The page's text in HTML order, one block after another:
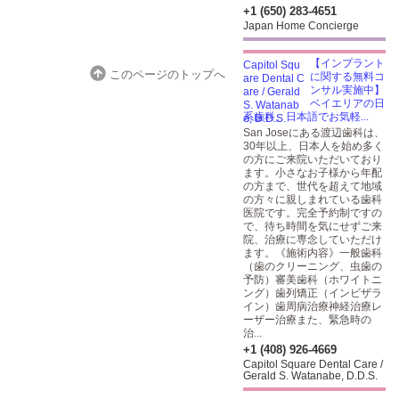
このページのトップへ
+1 (650) 283-4651
Japan Home Concierge
【インプラント
に関する無料コ
ンサル実施中】
ベイエリアの日
系歯科。日本語でお気軽...
San Joseにある渡辺歯科は、
30年以上、日本人を始め多く
の方にご来院いただいており
ます。小さなお子様から年配
の方まで、世代を超えて地域
の方々に親しまれている歯科
医院です。完全予約制ですの
で、待ち時間を気にせずご来
院、治療に専念していただけ
ます。《施術内容》一般歯科
（歯のクリーニング、虫歯の
予防）審美歯科（ホワイトニ
ング）歯列矯正（インビザラ
イン）歯周病治療神経治療レ
ーザー治療また、緊急時の
治...
+1 (408) 926-4669
Capitol Square Dental Care /
Gerald S. Watanabe, D.D.S.